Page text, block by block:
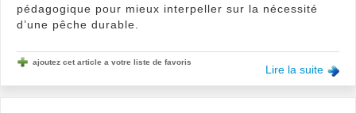
pédagogique pour mieux interpeller sur la nécessité
d’une pêche durable.
Lire la suite
ajoutez cet article a votre liste de favoris